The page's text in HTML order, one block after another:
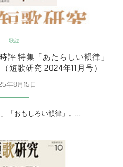
歌誌
評 特集「あたらしい韻律」
短歌研究 2024年11月号）
年8月15日
「おもしろい韻律」。…